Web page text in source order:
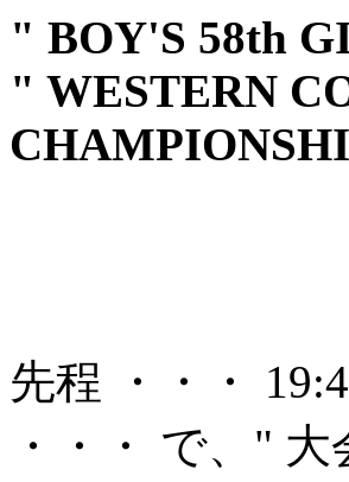
" BOY'S 58th
" WESTERN
先程 ・・・
・・・ で、"